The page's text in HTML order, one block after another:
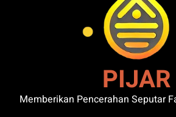
PIJAR
Memberikan Pencerahan Seputar